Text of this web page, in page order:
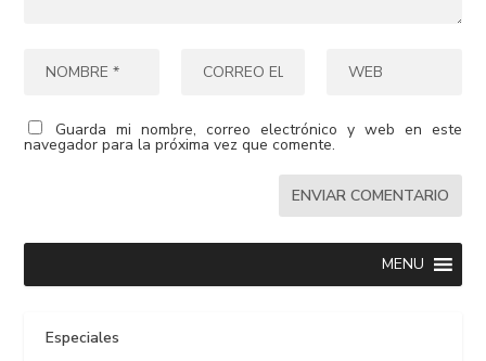
Guarda mi nombre, correo electrónico y web en este
navegador para la próxima vez que comente.
MENU
Especiales